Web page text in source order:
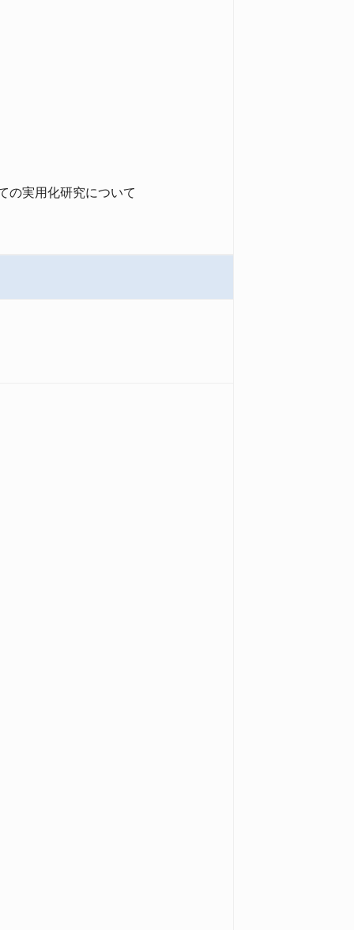
の実用化研究について